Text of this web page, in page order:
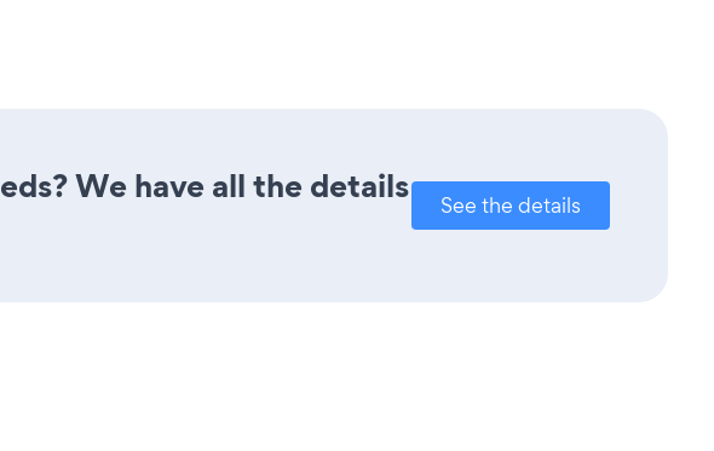
We have all the details
See the details